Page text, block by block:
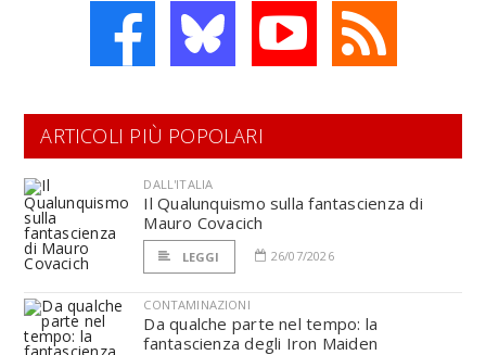
ARTICOLI PIÙ POPOLARI
DALL'ITALIA
Il Qualunquismo sulla fantascienza di
Mauro Covacich
LEGGI 26/07/2026
CONTAMINAZIONI
Da qualche parte nel tempo: la
fantascienza degli Iron Maiden